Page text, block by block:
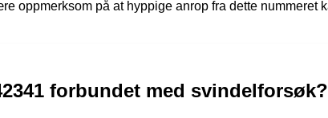
oppmerksom på at hyppige anrop fra dette nummeret
forbundet med svindelforsøk?